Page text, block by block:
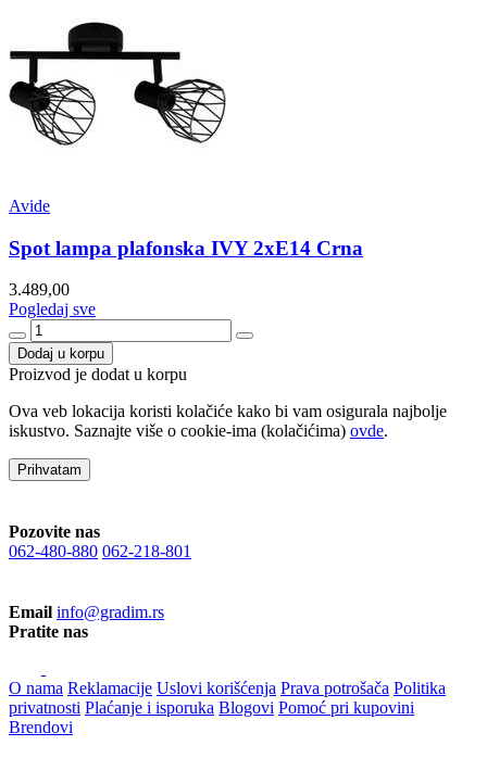
Avide
Spot lampa plafonska IVY 2xE14 Crna
3.489,00
Pogledaj sve
Dodaj u korpu
Proizvod je dodat u korpu
Ova veb lokacija koristi kolačiće kako bi vam osigurala najbolje
iskustvo. Saznajte više o cookie-ima (kolačićima) ovde.
Prihvatam
Pozovite nas
062-480-880 062-218-801
Email info@gradim.rs
Pratite nas
O nama Reklamacije Uslovi korišćenja Prava potrošača Politika
privatnosti Plaćanje i isporuka Blogovi Pomoć pri kupovini
Brendovi